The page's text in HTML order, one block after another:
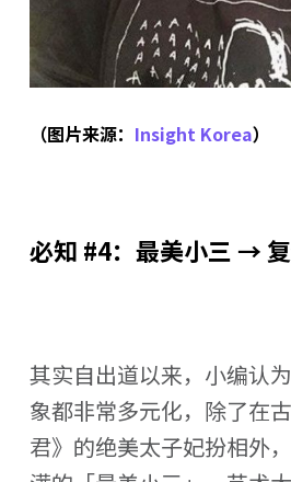
（图片来源： Insight Korea）
必知 #4：最美小三 →
其实自出道以来，小编认
象都非常多元化，除了在
君》的绝美太子妃扮相外